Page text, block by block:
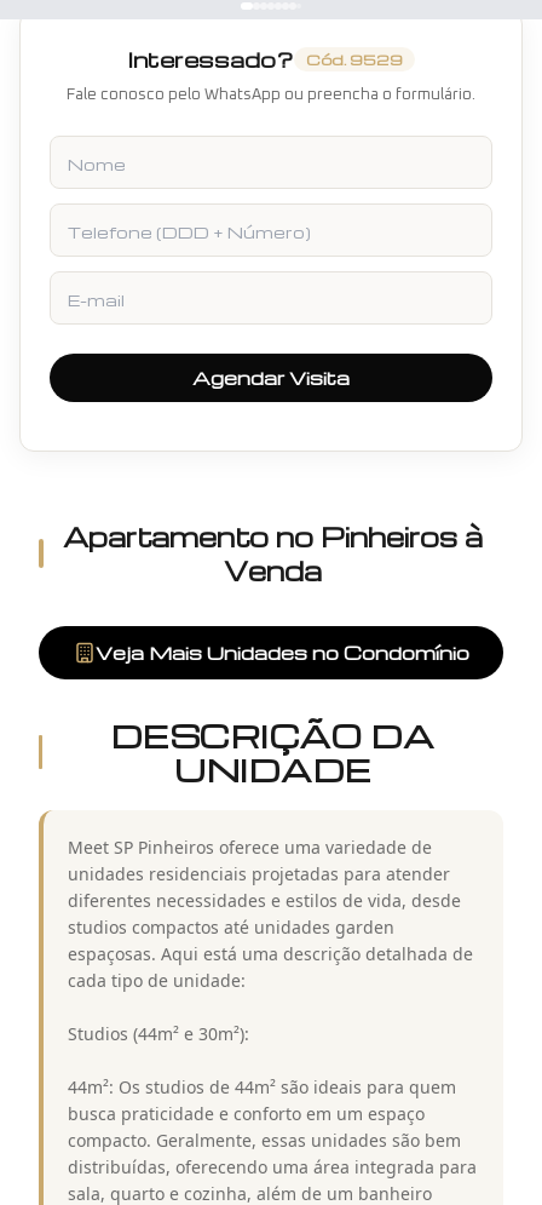
Apartamento no Pinheiros à
Venda
Veja Mais Unidades no Condomínio
DESCRIÇÃO DA
UNIDADE
Meet SP Pinheiros oferece uma variedade de
unidades residenciais projetadas para atender
diferentes necessidades e estilos de vida, desde
studios compactos até unidades garden
espaçosas. Aqui está uma descrição detalhada de
cada tipo de unidade:
Studios (44m² e 30m²):
44m²: Os studios de 44m² são ideais para quem
busca praticidade e conforto em um espaço
compacto. Geralmente, essas unidades são bem
distribuídas, oferecendo uma área integrada para
sala, quarto e cozinha, além de um banheiro
Interessado? Cód. 9529
Fale conosco pelo WhatsApp ou preencha o formulário.
Nome
Telefone
E-mail
Agendar Visita